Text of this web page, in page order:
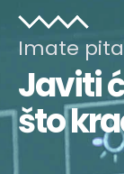
Imate
Javiti
što